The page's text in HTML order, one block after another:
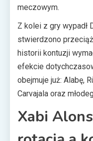
meczowym.
Z kolei z gry wypadł
stwierdzono
historii kontuzji
efekcie
obejmuje już: Alabę,
Carvajala oraz
Xabi